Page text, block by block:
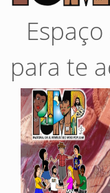
para te